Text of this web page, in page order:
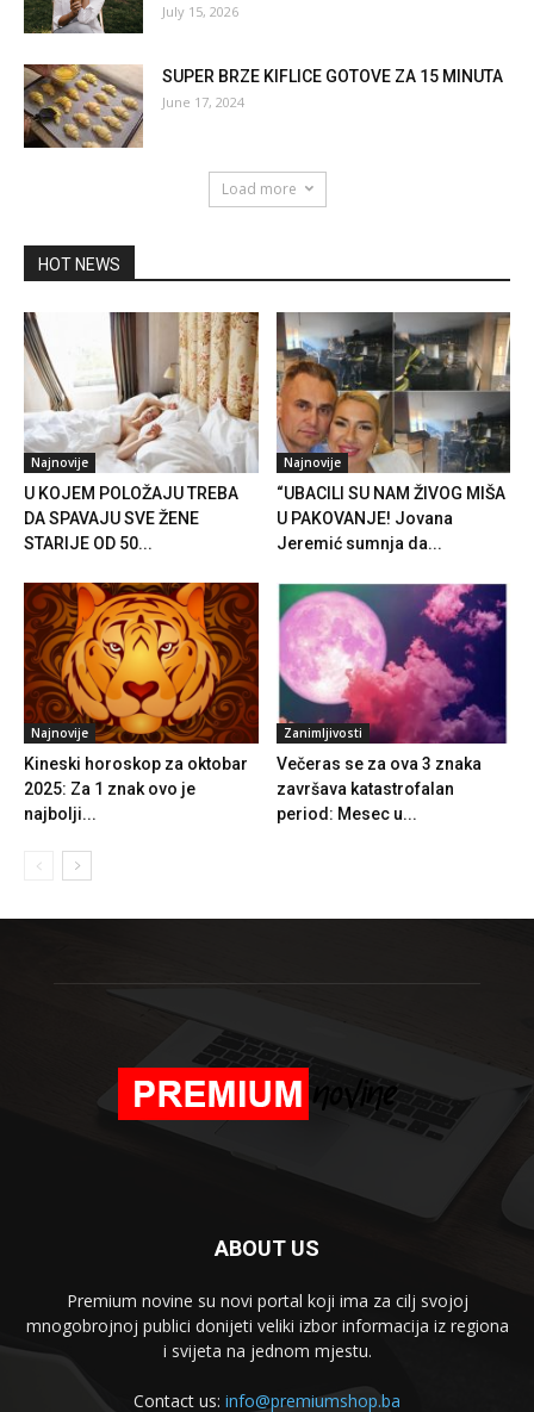
July 15, 2026
SUPER BRZE KIFLICE GOTOVE ZA 15 MINUTA
June 17, 2024
Load more
HOT NEWS
Najnovije
U KOJEM POLOŽAJU TREBA
DA SPAVAJU SVE ŽENE
STARIJE OD 50...
Najnovije
“UBACILI SU NAM ŽIVOG MIŠA
U PAKOVANJE! Jovana
Jeremić sumnja da...
Najnovije
Kineski horoskop za oktobar
2025: Za 1 znak ovo je
najbolji...
Zanimljivosti
Večeras se za ova 3 znaka
završava katastrofalan
period: Mesec u...
ABOUT US
Premium novine su novi portal koji ima za cilj svojoj
mnogobrojnoj publici donijeti veliki izbor informacija iz regiona
i svijeta na jednom mjestu.
Contact us: info@premiumshop.ba